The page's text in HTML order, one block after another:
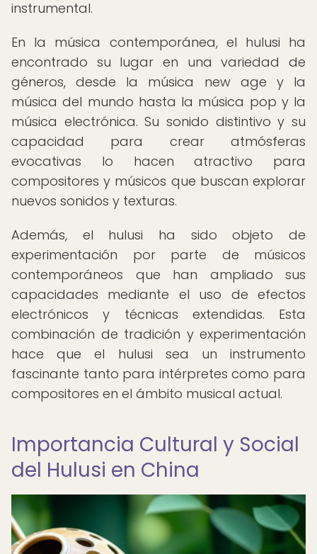
instrumental.
En la música contemporánea, el hulusi ha
encontrado su lugar en una variedad de
géneros, desde la música new age y la
música del mundo hasta la música pop y la
música electrónica. Su sonido distintivo y su
capacidad para crear atmósferas
evocativas lo hacen atractivo para
compositores y músicos que buscan explorar
nuevos sonidos y texturas.
Además, el hulusi ha sido objeto de
experimentación por parte de músicos
contemporáneos que han ampliado sus
capacidades mediante el uso de efectos
electrónicos y técnicas extendidas. Esta
combinación de tradición y experimentación
hace que el hulusi sea un instrumento
fascinante tanto para intérpretes como para
compositores en el ámbito musical actual.
Importancia Cultural y Social
del Hulusi en China